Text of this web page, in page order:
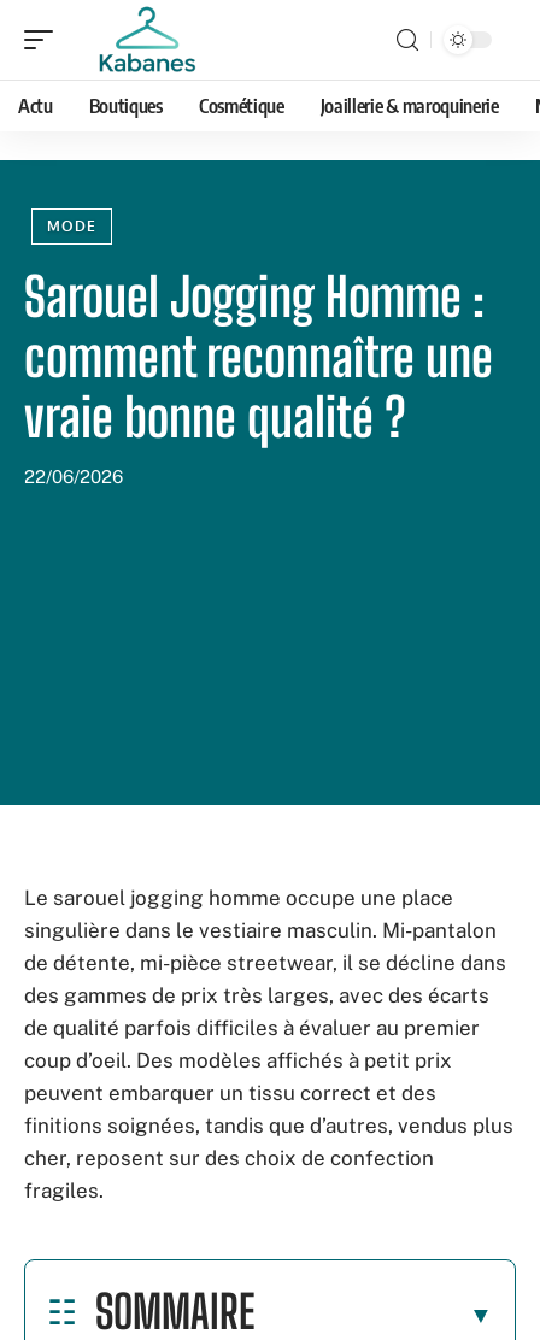
Actu Boutiques Cosmétique Joaillerie & maroquinerie
MODE
Sarouel Jogging Homme :
comment reconnaître une
vraie bonne qualité ?
22/06/2026
Le sarouel jogging homme occupe une place
singulière dans le vestiaire masculin. Mi-pantalon
de détente, mi-pièce streetwear, il se décline dans
des gammes de prix très larges, avec des écarts
de qualité parfois difficiles à évaluer au premier
coup d’oeil. Des modèles affichés à petit prix
peuvent embarquer un tissu correct et des
finitions soignées, tandis que d’autres, vendus plus
cher, reposent sur des choix de confection
fragiles.
SOMMAIRE